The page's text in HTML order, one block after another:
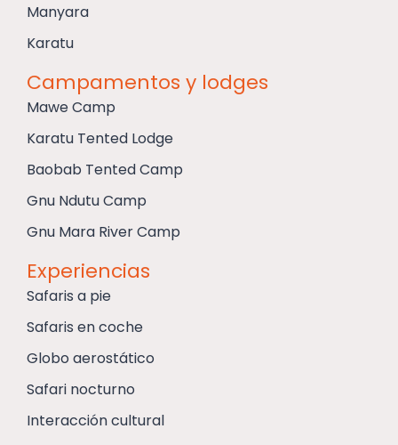
Manyara
Karatu
Campamentos y lodges
Mawe Camp
Karatu Tented Lodge
Baobab Tented Camp
Gnu Ndutu Camp
Gnu Mara River Camp
Experiencias
Safaris a pie
Safaris en coche
Globo aerostático
Safari nocturno
Interacción cultural